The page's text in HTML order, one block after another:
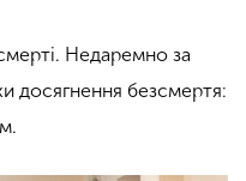
Недаремно за
досягнення безсмертя: